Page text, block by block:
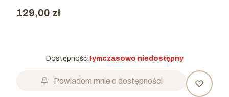
Cena
129,00 zł
Dostępność:tymczasowo niedostępny
Powiadom mnie o dostępności